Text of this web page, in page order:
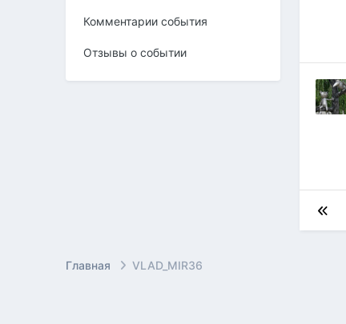
Комментарии события
Отзывы о событии
Главная VLAD_MIR36